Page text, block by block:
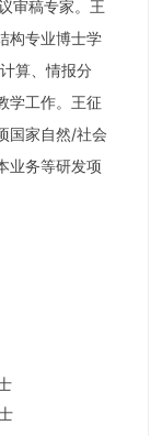
审稿专家。王
构专业博士学
算、情报分
学工作。王征
国家自然/社会
业务等研发项